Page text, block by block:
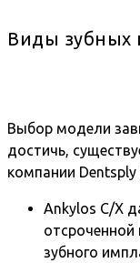
Виды зубных
Выбор модели
достичь,
компании Dentsply
Ankylos С/X
зубного